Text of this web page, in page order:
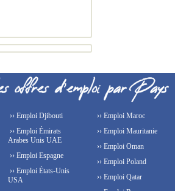
›› Emploi Djibouti
›› Emploi Émirats
Arabes Unis UAE
›› Emploi Espagne
›› Emploi États-Unis
USA
›› Emploi Maroc
›› Emploi Mauritanie
›› Emploi Oman
›› Emploi Poland
›› Emploi Qatar